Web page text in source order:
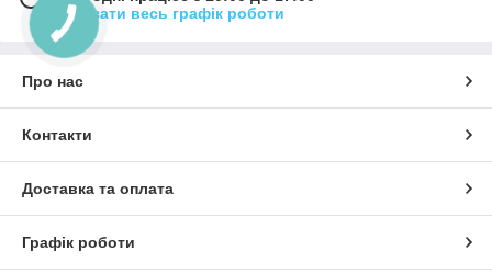
Показати весь графік роботи
Про нас
Контакти
Доставка та оплата
Графік роботи